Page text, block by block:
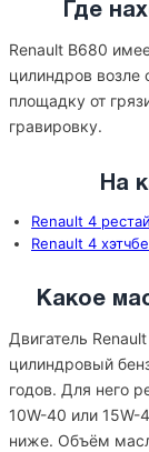
Где
Renault B680
цилиндров возле
площадку от
гравировку.
На
Renault 4
Renault 4
Какое
Двигатель
цилиндровый
годов. Для него
10W-40 или 15W-
ниже. Объём